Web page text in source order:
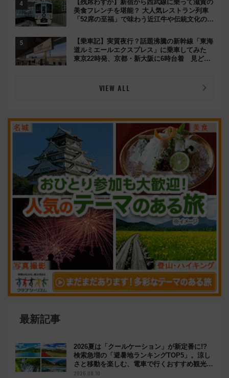
【残席わずか】新宿から西武線に乗って滋賀の
美食フレンチを堪能？ 大人気レストラン列車
「52席の至福」で味わう近江牛や伝統文化の特
【乗車記】実質夜行？話題沸騰の新幹線「東海
道ルミエールエクスプレス」に乗車してみた
東京22時発、京都・新大阪に6時台着 見どこ
VIEW ALL
最新記事
2026夏は「クールケーション」が新定番に!?
検索急増の「避暑地ランキングTOP5」。涼し
さと移動を楽しむ、電車で行くおすすめ観光情
報も
2026.08.10